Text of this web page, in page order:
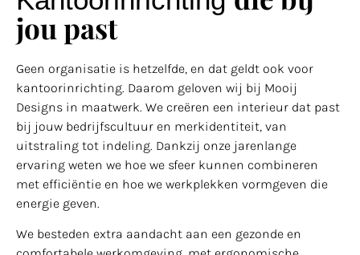
jou past
Geen organisatie is hetzelfde, en dat geldt ook voor
kantoorinrichting. Daarom geloven wij bij Mooij
Designs in maatwerk. We creëren een interieur dat past
bij jouw bedrijfscultuur en merkidentiteit, van
uitstraling tot indeling. Dankzij onze jarenlange
ervaring weten we hoe we sfeer kunnen combineren
met efficiëntie en hoe we werkplekken vormgeven die
energie geven.
We besteden extra aandacht aan een gezonde en